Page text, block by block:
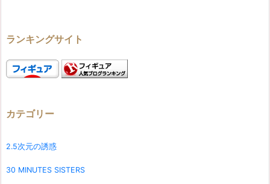
ランキングサイト
カテゴリー
2.5次元の誘惑
30 MINUTES SISTERS